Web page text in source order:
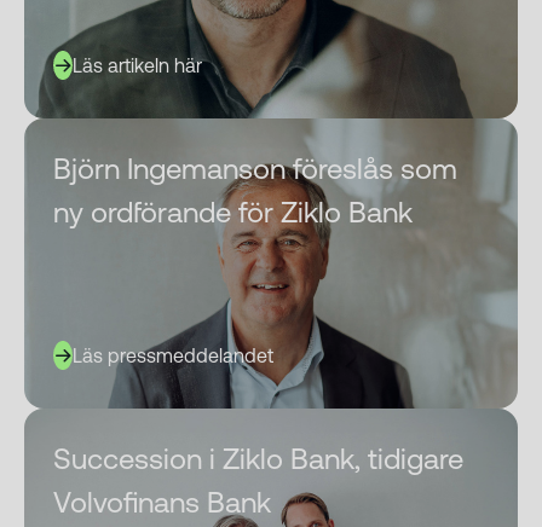
Läs artikeln här
Björn Ingemanson föreslås som
ny ordförande för Ziklo Bank
Läs pressmeddelandet
Succession i Ziklo Bank, tidigare
Volvofinans Bank